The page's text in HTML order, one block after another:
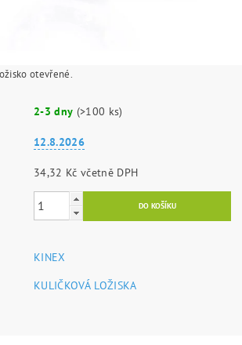
otevřené.
2-3 dny (>100 ks)
12.8.2026
34,32 Kč včetně DPH
KINEX
KULIČKOVÁ LOŽISKA